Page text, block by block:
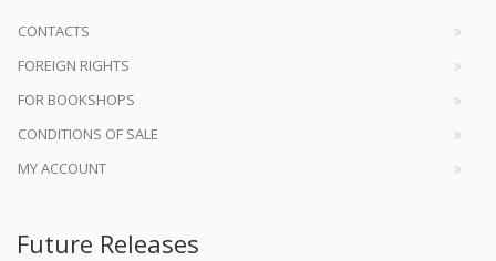
CONTACTS
FOREIGN RIGHTS
FOR BOOKSHOPS
CONDITIONS OF SALE
MY ACCOUNT
Future Releases